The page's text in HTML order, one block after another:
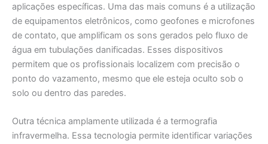
aplicações específicas. Uma das mais comuns é a utilização
de equipamentos eletrônicos, como geofones e microfones
de contato, que amplificam os sons gerados pelo fluxo de
água em tubulações danificadas. Esses dispositivos
permitem que os profissionais localizem com precisão o
ponto do vazamento, mesmo que ele esteja oculto sob o
solo ou dentro das paredes.
Outra técnica amplamente utilizada é a termografia
infravermelha. Essa tecnologia permite identificar variações